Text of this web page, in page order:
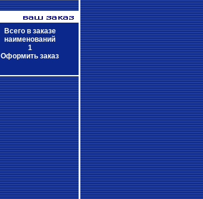
Всего в заказе
наименований
1
Оформить заказ